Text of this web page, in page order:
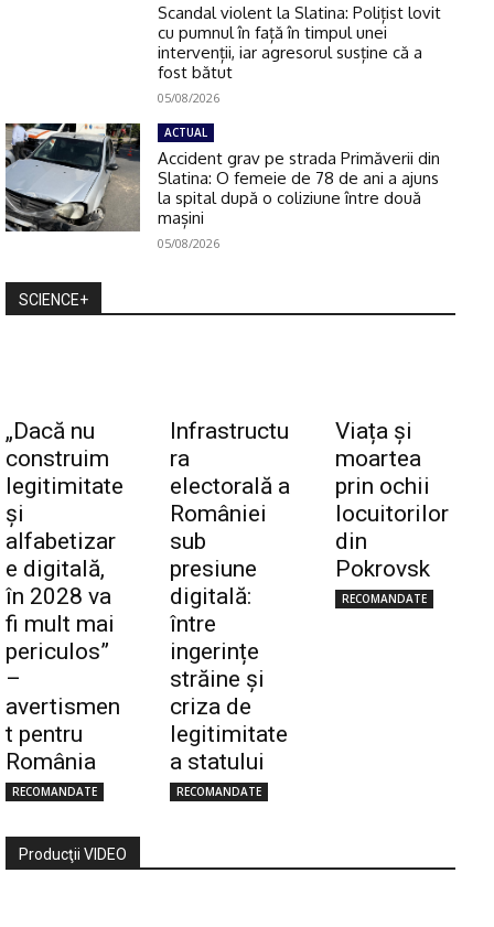
Scandal violent la Slatina: Polițist lovit
cu pumnul în față în timpul unei
intervenții, iar agresorul susține că a
fost bătut
05/08/2026
ACTUAL
Accident grav pe strada Primăverii din
Slatina: O femeie de 78 de ani a ajuns
la spital după o coliziune între două
mașini
05/08/2026
SCIENCE+
„Dacă nu
construim
legitimitate
și
alfabetizar
e digitală,
în 2028 va
fi mult mai
periculos”
–
avertismen
t pentru
România
RECOMANDATE
Infrastructu
ra
electorală a
României
sub
presiune
digitală:
între
ingerințe
străine și
criza de
legitimitate
a statului
RECOMANDATE
Viața și
moartea
prin ochii
locuitorilor
din
Pokrovsk
RECOMANDATE
Producţii VIDEO